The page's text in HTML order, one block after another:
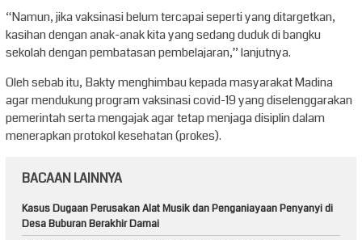
“Namun, jika vaksinasi belum tercapai seperti yang ditargetkan,
kasihan dengan anak-anak kita yang sedang duduk di bangku
sekolah dengan pembatasan pembelajaran,” lanjutnya.
Oleh sebab itu, Bakty menghimbau kepada masyarakat Madina
agar mendukung program vaksinasi covid-19 yang diselenggarakan
pemerintah serta mengajak agar tetap menjaga disiplin dalam
menerapkan protokol kesehatan (prokes).
BACAAN LAINNYA
Kasus Dugaan Perusakan Alat Musik dan Penganiayaan Penyanyi di
Desa Buburan Berakhir Damai